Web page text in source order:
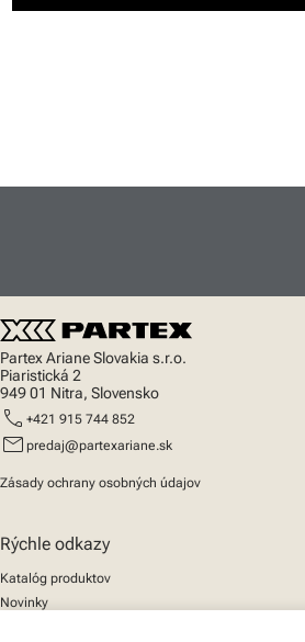
Partex Ariane Slovakia s.r.o.
Piaristická 2
949 01 Nitra, Slovensko
call +421 915 744 852
mail predaj@partexariane.sk
Zásady ochrany osobných údajov
Rýchle odkazy
Katalóg produktov
Novinky